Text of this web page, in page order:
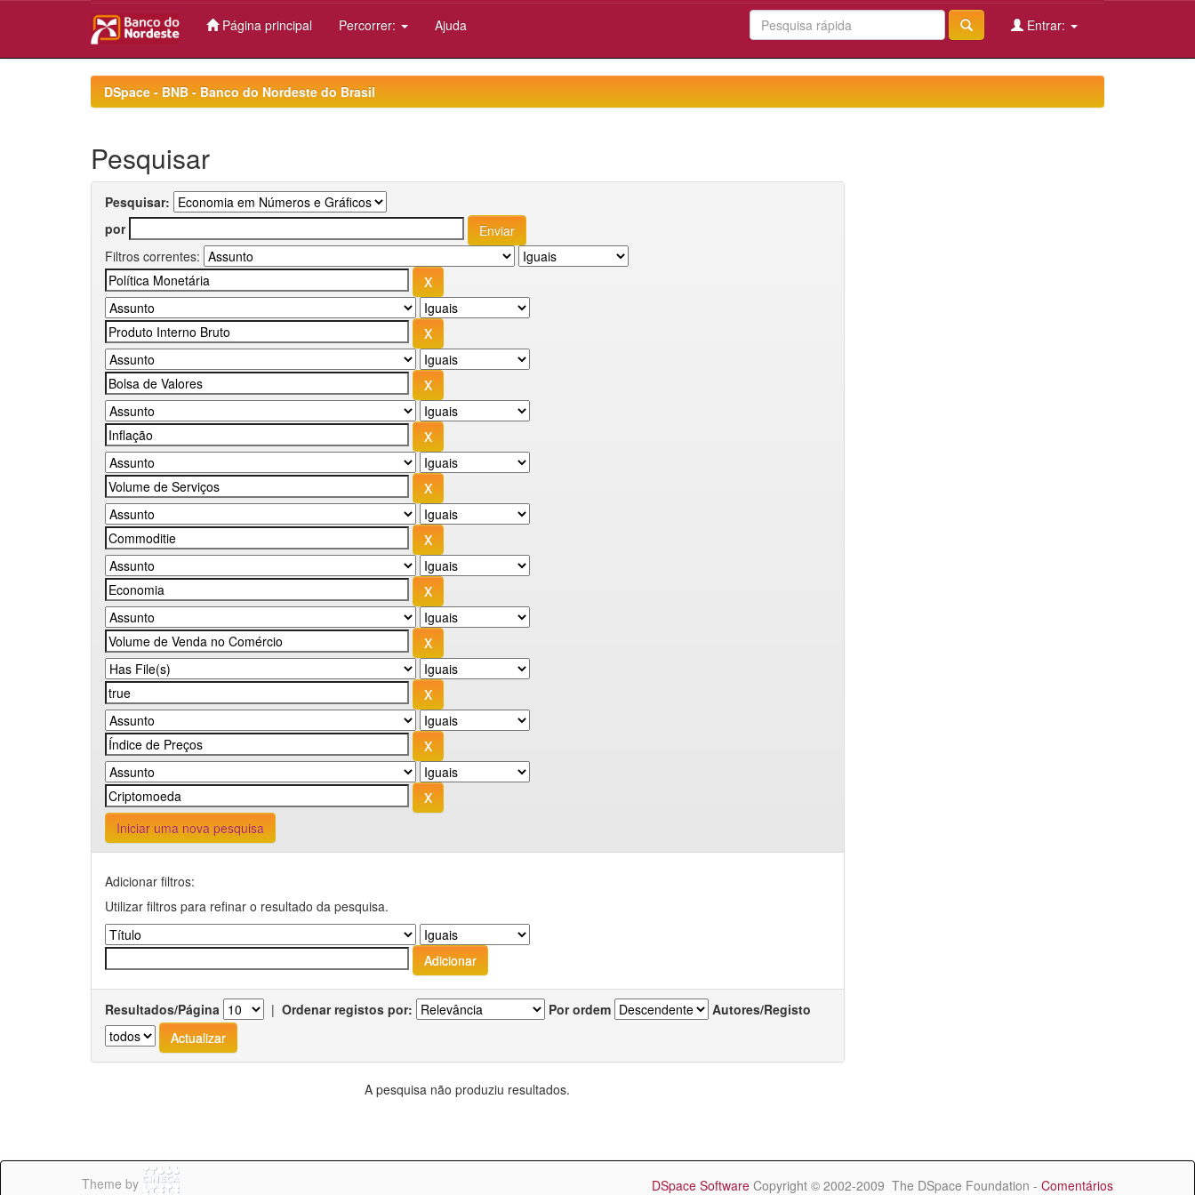
Página principal Percorrer: Ajuda Entrar:
DSpace - BNB - Banco do Nordeste do Brasil
Pesquisar
Pesquisar:
por
Filtros correntes:
Iniciar uma nova pesquisa
Adicionar filtros:
Utilizar filtros para refinar o resultado da pesquisa.
Resultados/Página | Ordenar registos por: Por ordem Autores/Registo
A pesquisa não produziu resultados.
Theme by DSpace Software Copyright © 2002-2009 The DSpace Foundation - Comentários